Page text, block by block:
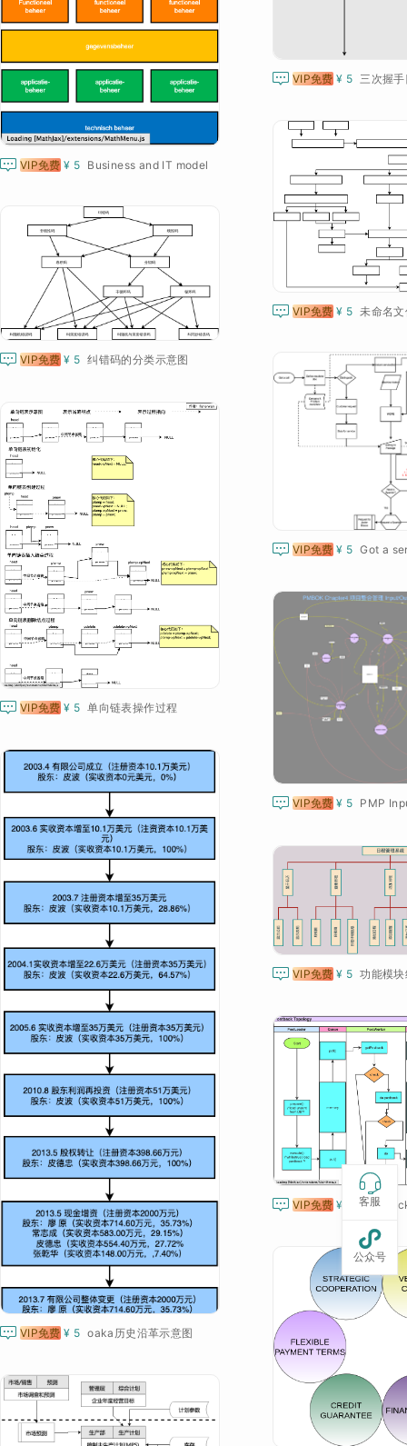
 VIP免费 ¥ 5 三次握
 VIP免费 ¥ 5 Business and IT model
 VIP免费 ¥ 5 未命名
 VIP免费 ¥ 5 纠错码的分类示意图
 VIP免费 ¥ 5 Got a
 VIP免费 ¥ 5 单向链表操作过程
 VIP免费 ¥ 5 PMP
 VIP免费 ¥ 5 oaka历史沿革示意图
 VIP免费 ¥ 5 功能模
 VIP免费 ¥ 5

客服

公众号